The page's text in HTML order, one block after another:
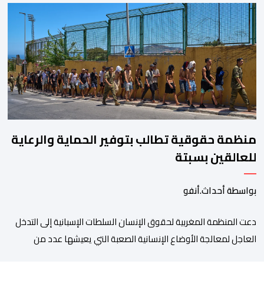
ممتلكات الدولة، وذلك على خلفية دعوات للاحتجاج جرى تداولها عبر
مواقع التواصل الاجتماعي تحت اسم ما بات يعرف بـ” Genz212
“.وبحسب المعطيات المتوفرة، جاء توقيف المعني بالأمر […]
منظمة حقوقية تطالب بتوفير الحماية والرعاية
للعالقين بسبتة
بواسطة أحداث.أنفو
دعت المنظمة المغربية لحقوق الإنسان السلطات الإسبانية إلى التدخل
العاجل لمعالجة الأوضاع الإنسانية الصعبة التي يعيشها عدد من